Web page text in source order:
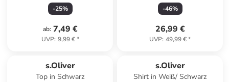
-25%
ab: 7,49 €
UVP: 9,99 €*
-46%
26,99 €
UVP: 49,99 €*
s.Oliver
Top in Schwarz
s.Oliver
Shirt in Weiß/ Schwarz